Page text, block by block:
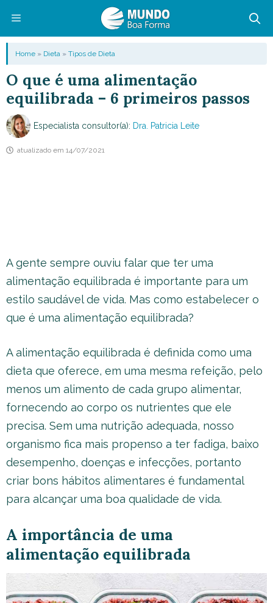
conteúdo
Menu
Home » Dieta » Tipos de Dieta
O que é uma alimentação
equilibrada – 6 primeiros passos
Especialista consultor(a): Dra. Patricia Leite
atualizado em 14/07/2021
A gente sempre ouviu falar que ter uma
alimentação equilibrada é importante para um
estilo saudável de vida. Mas como estabelecer o
que é uma alimentação equilibrada?
A alimentação equilibrada é definida como uma
dieta que oferece, em uma mesma refeição, pelo
menos um alimento de cada grupo alimentar,
fornecendo ao corpo os nutrientes que ele
precisa. Sem uma nutrição adequada, nosso
organismo fica mais propenso a ter fadiga, baixo
desempenho, doenças e infecções, portanto
criar bons hábitos alimentares é fundamental
para alcançar uma boa qualidade de vida.
A importância de uma
alimentação equilibrada